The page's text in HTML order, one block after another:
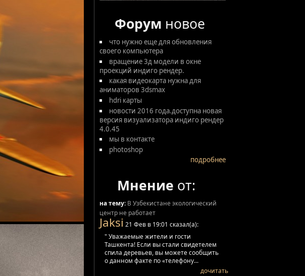
Форум новое
что нужно еще для обновления
своего компьютера
вращение 3д модели в окне
проекций индиго рендер.
какая видеокарта нужна для
аниматоров 3dsmax
hdri карты
новости 2016 года.доступна новая
версия визуализатора индиго рендер
4.0.45
мы в контакте
photoshop
подробнее
Мнение от:
на тему: В Узбекистане экологический
центр не работает
Jaksi 21 Фев в 19:01 сказал(а):
" Уважаемые жители и гости
Ташкента! Если вы стали свидетелем
спила деревьев, вы можете сообщить
о данном факте по «телефону...
дочитать